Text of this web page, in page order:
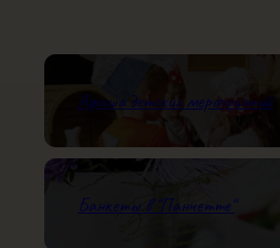
Афиша детских мероприятий
Банкеты в "Панчетте"